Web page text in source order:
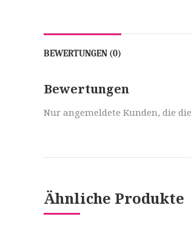
BEWERTUNGEN (0)
Bewertungen
Nur angemeldete Kunden, die
Ähnliche Produkte